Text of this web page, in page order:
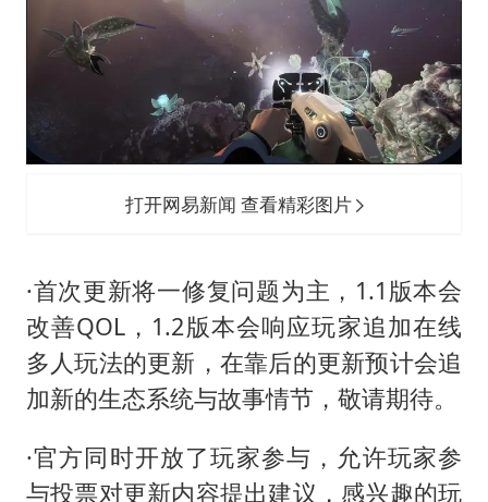
中国经济展现强大韧性和活力
打开网易新闻 查看精彩图片
·首次更新将一修复问题为主，1.1版本会
改善QOL，1.2版本会响应玩家追加在线
多人玩法的更新，在靠后的更新预计会追
加新的生态系统与故事情节，敬请期待。
·官方同时开放了玩家参与，允许玩家参
与投票对更新内容提出建议，感兴趣的玩